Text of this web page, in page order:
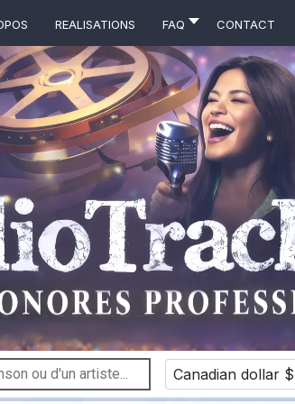
Realisations FAQ Contact
Canadian dollar $